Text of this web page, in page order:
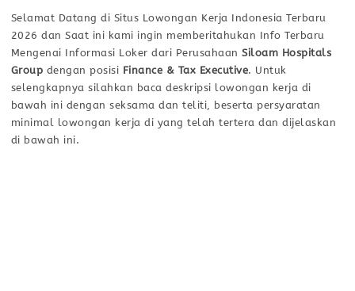
Selamat Datang di Situs Lowongan Kerja Indonesia Terbaru
2026 dan Saat ini kami ingin memberitahukan Info Terbaru
Mengenai Informasi Loker dari PerusahaanSiloam Hospitals
Group dengan posisi Finance & Tax Executive. Untuk
selengkapnya silahkan baca deskripsi lowongan kerja di
bawah ini dengan seksama dan teliti, beserta persyaratan
minimal lowongan kerja di yang telah tertera dan dijelaskan
di bawah ini.